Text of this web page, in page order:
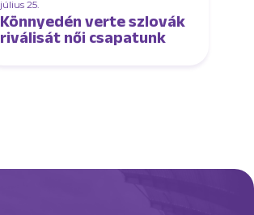
július 25.
Könnyedén verte szlovák
riválisát női csapatunk